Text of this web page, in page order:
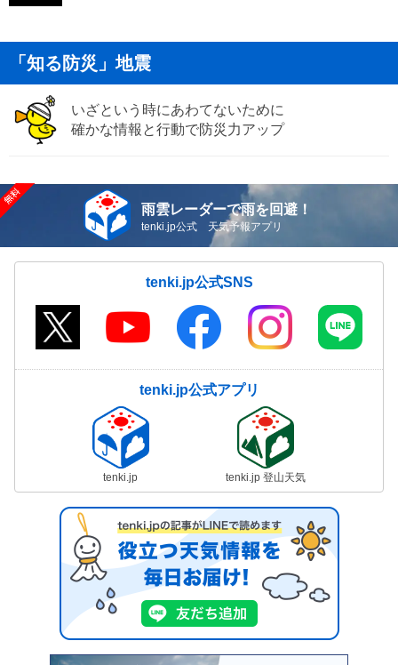
「知る防災」地震
いざという時にあわてないために
確かな情報と行動で防災力アップ
雨雲レーダーで雨を回避！
tenki.jp公式 天気予報アプリ
tenki.jp公式SNS
tenki.jp公式アプリ
tenki.jp tenki.jp 登山天気